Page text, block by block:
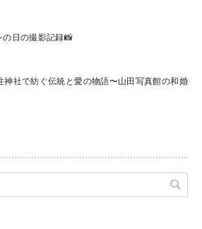
の日の撮影記録📸
神社で紡ぐ伝統と愛の物語〜山田写真館の和婚